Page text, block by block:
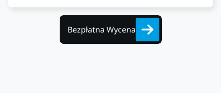
Bezpłatna Wycena